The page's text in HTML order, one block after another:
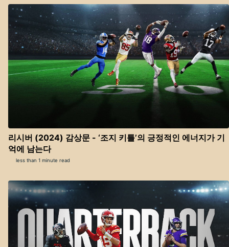
리시버 (2024) 감상문 - ‘조지 키틀’의 긍정적인 에너지가 기
억에 남는다
less than 1 minute read